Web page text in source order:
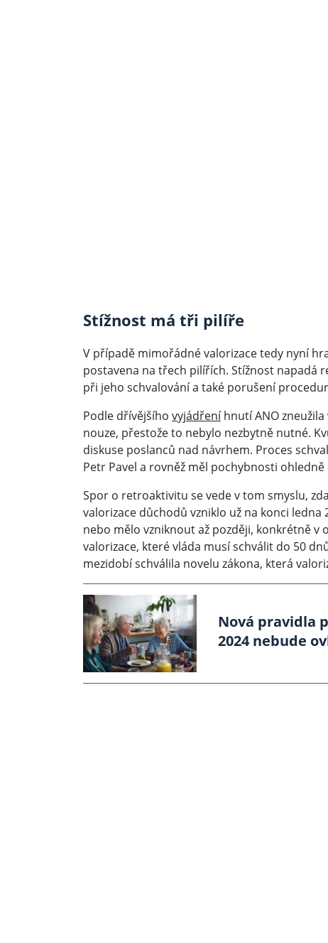
Stížnost má tři pilíře
V případě mimořádné valorizace tedy nyní
postavena na třech pilířích. Stížnost napadá
při jeho schvalování a také porušení
Podle dřívějšího vyjádřeníhnutí ANO
nouze, přestože to nebylo nezbytně nutné.
diskuse poslanců nad návrhem. Proces
Petr Pavel a rovněž měl pochybnosti
Spor o retroaktivitu se vede v tom smyslu,
valorizace důchodů vzniklo už na konci
nebo mělo vzniknout až později, konkrétně
valorizace, které vláda musí schválit do 50
mezidobí schválila novelu zákona, která
Nová pravidla
2024 nebude